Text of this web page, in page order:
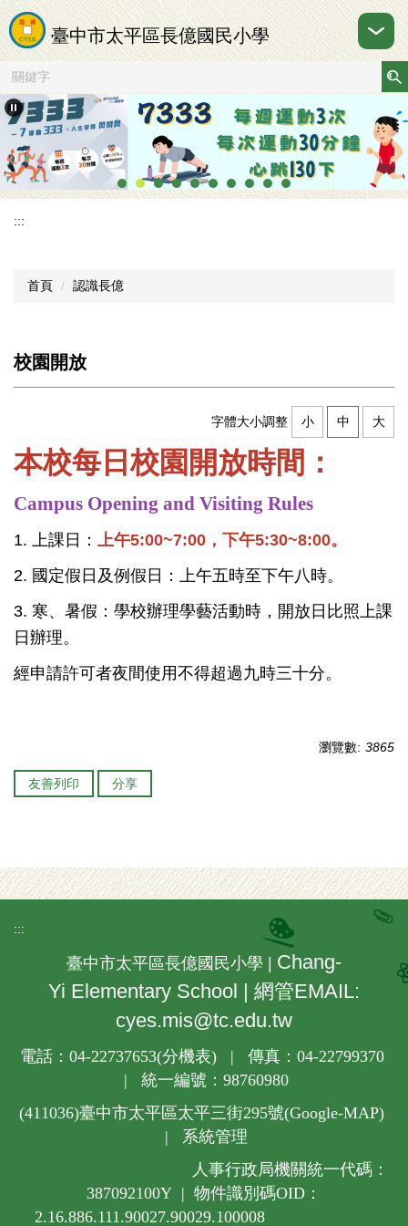
跳
到
主
要
容
區
臺中市太平區長億國民小學
:::
首頁 認識長億
校園開放
字體大小調整 小 中 大
本校每日校園開放時間：
Campus Opening and Visiting Rules
1. 上課日：
上午5:00~7:00，下午5:30~8:00。
2. 國定假日及例假日：上午五時至下午八時。
3. 寒、暑假：學校辦理學藝活動時，開放日比照上課
日辦理。
經申請許可者夜間使用不得超過九時三十分。
瀏覽數: 3865
友善列印 分享
:::
臺中市太平區長億國民小學 | Chang-
Yi Elementary School | 網管EMAIL:
cyes.mis@tc.edu.tw
電話：04-22737653(分機表) | 傳真：04-22799370
| 統一編號：98760980
(411036)臺中市太平區太平三街295號(Google-MAP)
| 系統管理
人事行政局機關統一代碼：
387092100Y | 物件識別碼OID：
2.16.886.111.90027.90029.100008